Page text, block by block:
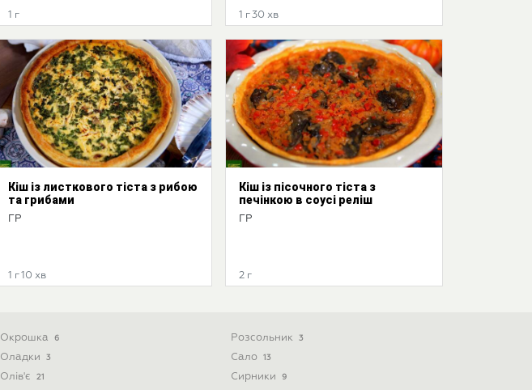
1 г 1 г 30 хв
Кіш із листкового тіста з рибою
та грибами
ГР
1 г 10 хв
Кіш із пісочного тіста з
печінкою в соусі реліш
ГР
2 г
Окрошка 6
Оладки 3
Олів'є 21
Розсольник 3
Сало 13
Сирники 9